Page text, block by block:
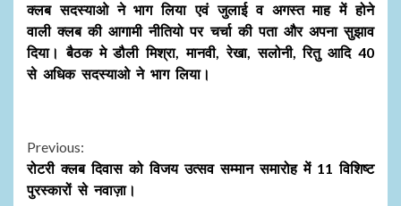
क्लब सदस्याओ ने भाग लिया एवं जुलाई व अगस्त माह में होने
वाली क्लब की आगामी नीतियो पर चर्चा की पता और अपना सुझाव
दिया। बैठक मे डौली मिश्रा, मानवी, रेखा, सलोनी, रितु आदि 40
से अधिक सदस्याओ ने भाग लिया।
Continue
Reading
Previous:
रोटरी क्लब दिवास को विजय उत्सव सम्मान समारोह में 11 विशिष्ट
पुरस्कारों से नवाज़ा।